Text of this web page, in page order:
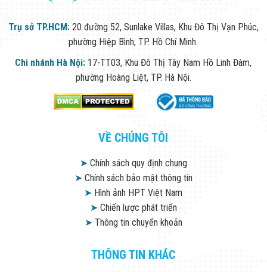
Trụ sở TP.HCM: 20 đường 52, Sunlake Villas, Khu Đô Thị Vạn Phúc,
phường Hiệp Bình, TP. Hồ Chí Minh.
Chi nhánh Hà Nội: 17-TT03, Khu Đô Thị Tây Nam Hồ Linh Đàm,
phường Hoàng Liệt, TP. Hà Nội.
VỀ CHÚNG TÔI
➤Chính sách quy định chung
➤Chính sách bảo mật thông tin
➤ Hình ảnh HPT Việt Nam
➤Chiến lược phát triển
➤Thông tin chuyển khoản
THÔNG TIN KHÁC